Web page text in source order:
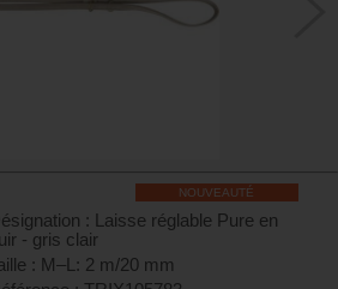
NOUVEAUTÉ
: Laisse réglable Pure en
- gris clair
: M–L: 2 m/20 mm